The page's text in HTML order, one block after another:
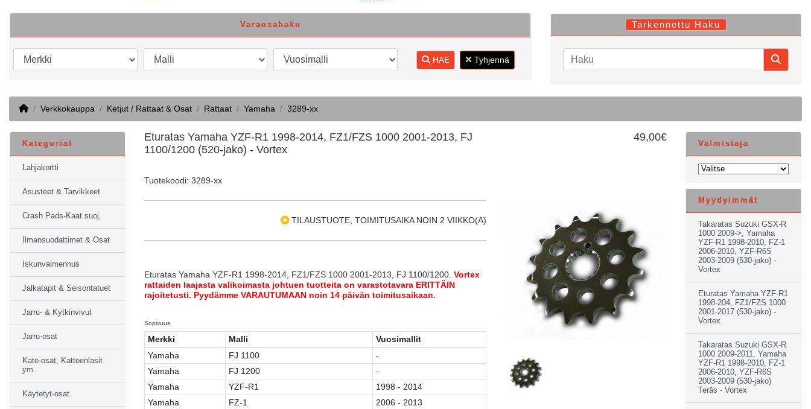
Varaosahaku
HAE Tyhjennä
Tarkennettu Haku
HomeVerkkokauppa Ketjut / Rattaat & Osat Rattaat Yamaha 3289-xx
Eturatas Yamaha YZF-R1 1998-2014, FZ1/FZS 1000 2001-2013, FJ
1100/1200 (520-jako) - Vortex
49,00€
Tuotekoodi: 3289-xx
TILAUSTUOTE, TOIMITUSAIKA NOIN 2 VIIKKO(A)
Eturatas Yamaha YZF-R1 1998-2014, FZ1/FZS 1000 2001-2013, FJ 1100/1200. Vortex
rattaiden laajasta valikoimasta johtuen tuotteita on varastotavara ERITTÄIN
rajoitetusti. Pyydämme VARAUTUMAAN noin 14 päivän toimitusaikaan.
Sopivuus
Merkki Malli
Vuosimallit
Yamaha
FJ 1100
-
Yamaha
FJ 1200
-
Yamaha
YZF-R1
1998 - 2014
Yamaha
FZ-1
2006 - 2013
Kategoriat
Lahjakortti
Asusteet & Tarvikkeet
Crash Pads-Kaat.suoj.
Ilmansuodattimet & Osat
Iskunvaimennus
Jalkatapit & Seisontatuet
Jarru- & Kytkinvivut
Jarru-osat
Kate-osat, Katteenlasit
ym.
Käytetyt-osat
Valmistaja
Myydyimmät
Takaratas Suzuki GSX-R
1000 2009->, Yamaha
YZF-R1 1998-2010, FZ-1
2006-2010, YZF-R6S
2003-2009 (530-jako) -
Vortex
Eturatas Yamaha YZF-R1
1998-204, FZ1/FZS 1000
2001-2017 (530-jako) -
Vortex
Takaratas Suzuki GSX-R
1000 2009-2011, Yamaha
YZF-R1 1998-2010, FZ-1
2006-2010, YZF-R6S
2003-2009 (530-jako)
Teräs - Vortex